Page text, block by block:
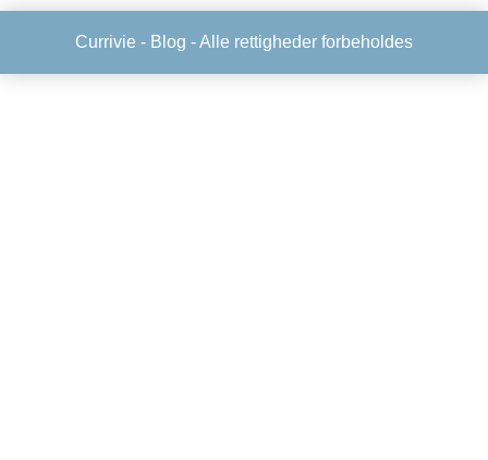
Currivie - Blog - Alle rettigheder forbeholdes